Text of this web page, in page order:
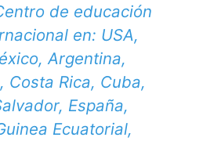
de educación
en: USA,
Argentina,
Costa Rica, Cuba,
España,
Ecuatorial,